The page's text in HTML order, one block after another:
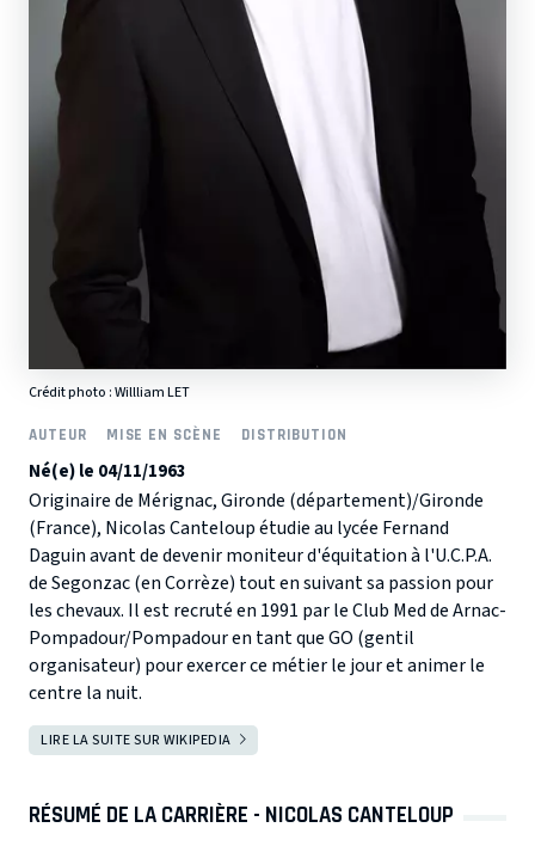
Crédit photo :Willliam LET
AUTEUR MISE EN SCÈNE DISTRIBUTION
Né(e) le 04/11/1963
Originaire de Mérignac, Gironde (département)/Gironde
(France), Nicolas Canteloup étudie au lycée Fernand
Daguin avant de devenir moniteur d'équitation à l'U.C.P.A.
de Segonzac (en Corrèze) tout en suivant sa passion pour
les chevaux. Il est recruté en 1991 par le Club Med de Arnac-
Pompadour/Pompadour en tant que GO (gentil
organisateur) pour exercer ce métier le jour et animer le
centre la nuit.
LIRE LA SUITE SUR WIKIPEDIA
RÉSUMÉ DE LA CARRIÈRE - NICOLAS CANTELOUP